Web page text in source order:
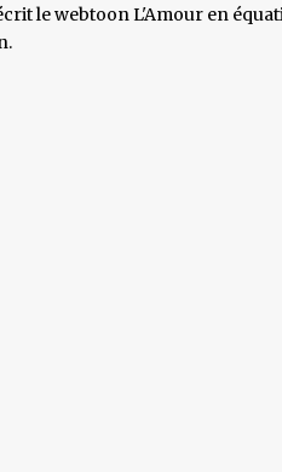
le webtoon L'Amour en